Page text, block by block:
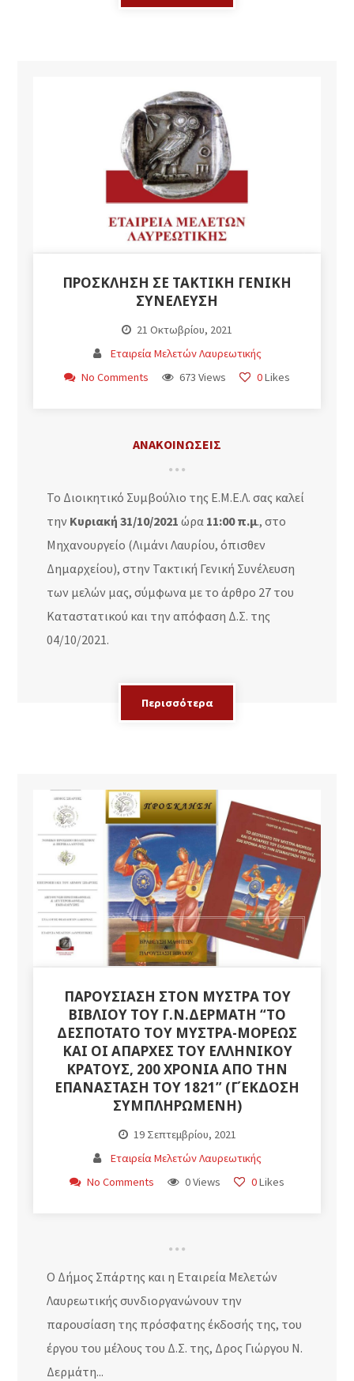
ΠΡΟΣΚΛΗΣΗ ΣΕ ΤΑΚΤΙΚΗ ΓΕΝΙΚΗ
ΣΥΝΕΛΕΥΣΗ
21 Οκτωβρίου, 2021
Εταιρεία Μελετών Λαυρεωτικής
No Comments
673 Views 0Likes
ΑΝΑΚΟΙΝΩΣΕΙΣ
Το Διοικητικό Συμβούλιο της Ε.Μ.Ε.Λ. σας καλεί
την Κυριακή 31/10/2021ώρα 11:00 π.μ., στο
Μηχανουργείο (Λιμάνι Λαυρίου, όπισθεν
Δημαρχείου), στην Τακτική Γενική Συνέλευση
των μελών μας, σύμφωνα με το άρθρο 27 του
Καταστατικού και την απόφαση Δ.Σ. της
04/10/2021.
Περισσότερα
ΠΑΡΟΥΣΊΑΣΗ ΣΤΟΝ ΜΥΣΤΡΆ ΤΟΥ
ΒΙΒΛΊΟΥ ΤΟΥ Γ.Ν.ΔΕΡΜΆΤΗ “ΤΟ
ΔΕΣΠΟΤΆΤΟ ΤΟΥ ΜΥΣΤΡΆ-ΜΟΡΈΩΣ
ΚΑΙ ΟΙ ΑΠΑΡΧΈΣ ΤΟΥ ΕΛΛΗΝΙΚΟΎ
ΚΡΆΤΟΥΣ, 200 ΧΡΌΝΙΑ ΑΠΌ ΤΗΝ
ΕΠΑΝΆΣΤΑΣΗ ΤΟΥ 1821” (Γ΄ΈΚΔΟΣΗ
ΣΥΜΠΛΗΡΩΜΈΝΗ)
19 Σεπτεμβρίου, 2021
Εταιρεία Μελετών Λαυρεωτικής
No Comments
0 Views 0Likes
Ο Δήμος Σπάρτης και η Εταιρεία Μελετών
Λαυρεωτικής συνδιοργανώνουν την
παρουσίαση της πρόσφατης έκδοσής της, του
έργου του μέλους του Δ.Σ. της, Δρος Γιώργου Ν.
Δερμάτη...